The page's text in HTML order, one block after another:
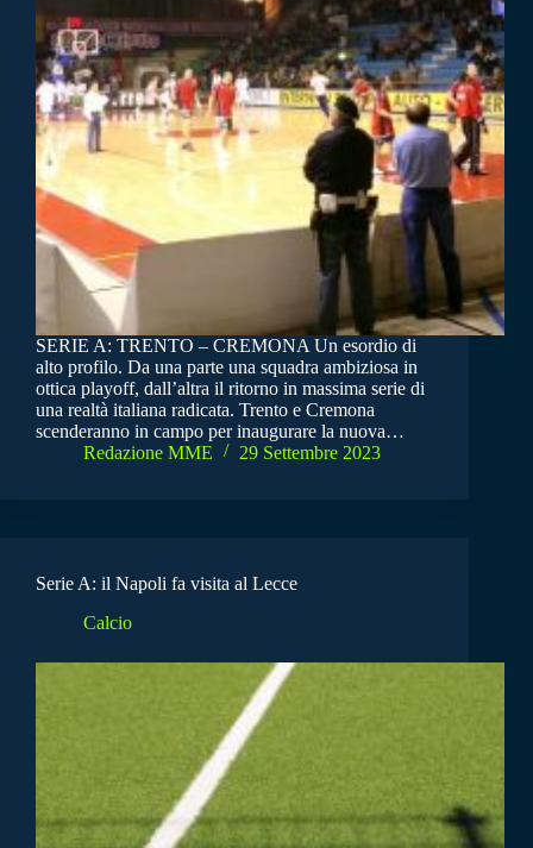
SERIE A: TRENTO – CREMONA Un esordio di
alto profilo. Da una parte una squadra ambiziosa in
ottica playoff, dall’altra il ritorno in massima serie di
una realtà italiana radicata. Trento e Cremona
scenderanno in campo per inaugurare la nuova…
Redazione MME
29 Settembre 2023
Serie A: il Napoli fa visita al Lecce
Calcio